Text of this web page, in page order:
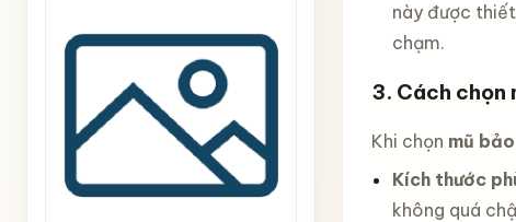
này được
chạm.
3. Cách chọn
Khi chọn mũ
Kích thước
không quá